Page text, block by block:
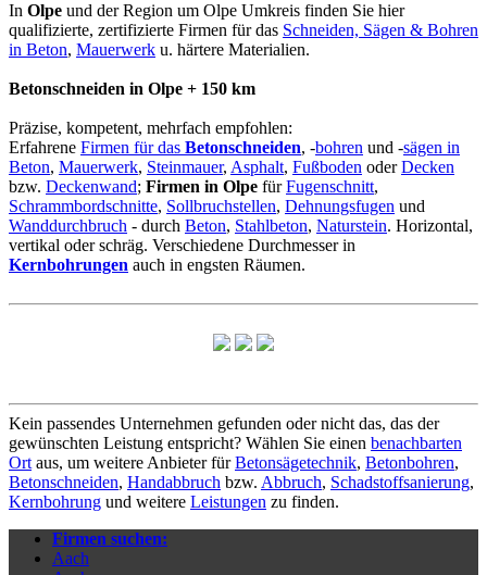
In Olpe und der Region um Olpe Umkreis finden Sie hier
qualifizierte, zertifizierte Firmen für das Schneiden, Sägen & Bohren
in Beton, Mauerwerk u. härtere Materialien.
Betonschneiden in Olpe + 150 km
Präzise, kompetent, mehrfach empfohlen:
Erfahrene Firmen für das Betonschneiden, -bohren und -sägen in
Beton, Mauerwerk, Steinmauer, Asphalt, Fußboden oderDecken
bzw. Deckenwand; Firmen in Olpe fürFugenschnitt,
Schrammbordschnitte, Sollbruchstellen, Dehnungsfugen und
Wanddurchbruch - durch Beton, Stahlbeton, Naturstein. Horizontal,
vertikal oder schräg. Verschiedene Durchmesser in
Kernbohrungen auch in engsten Räumen.
Kein passendes Unternehmen gefunden oder nicht das, das der
gewünschten Leistung entspricht? Wählen Sie einen benachbarten
Ort aus, um weitere Anbieter fürBetonsägetechnik, Betonbohren,
Betonschneiden, Handabbruch bzw. Abbruch, Schadstoffsanierung,
Kernbohrung und weitere Leistungen zu finden.
Firmen suchen:
Aach